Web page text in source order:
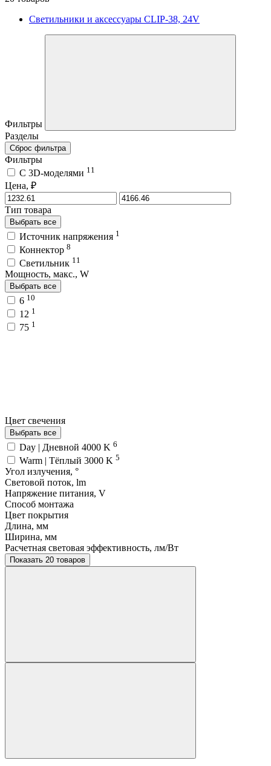
Светильники и аксессуары CLIP-38, 24V
Фильтры
Разделы
Сброс фильтра
Фильтры
C 3D-моделями 11
Цена, ₽
Тип товара
Выбрать все
Источник напряжения 1
Коннектор 8
Светильник 11
Мощность, макс., W
Выбрать все
6 10
12 1
75 1
Цвет свечения
Выбрать все
Day | Дневной 4000 K 6
Warm | Тёплый 3000 K 5
Угол излучения, °
Световой поток, lm
Напряжение питания, V
Способ монтажа
Цвет покрытия
Длина, мм
Ширина, мм
Расчетная световая эффективность, лм/Вт
Показать 20 товаров